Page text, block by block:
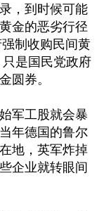
，到时候可能
金的恶劣行径
制收购民间黄
是国民党政府
圆券。
军工股就会暴
年德国的鲁尔
地，英军炸掉
企业就转眼间